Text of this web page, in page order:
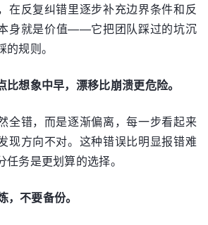
在反复纠错里逐步补充边界条件和反
身就是价值——它把团队踩过的坑沉
规则。
想象中早，漂移比崩溃更危险。
全错，而是逐渐偏离，每一步看起来
现方向不对。这种错误比明显报错难
务是更划算的选择。
不要备份。